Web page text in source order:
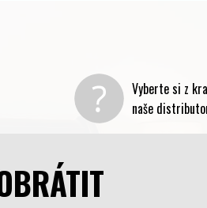
Vyberte si z
naše